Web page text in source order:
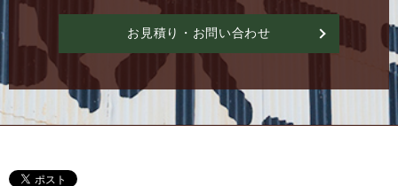
お見積り・お問い合わせ